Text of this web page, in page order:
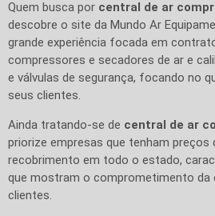
Quem busca por central de ar
descobre o site da Mundo Ar
grande experiência focada em
compressores e secadores de ar e
e válvulas de segurança, focando no
seus clientes.
Ainda tratando-se de central de ar
priorize empresas que tenham
recobrimento em todo o estado,
que mostram o comprometimento da
clientes.